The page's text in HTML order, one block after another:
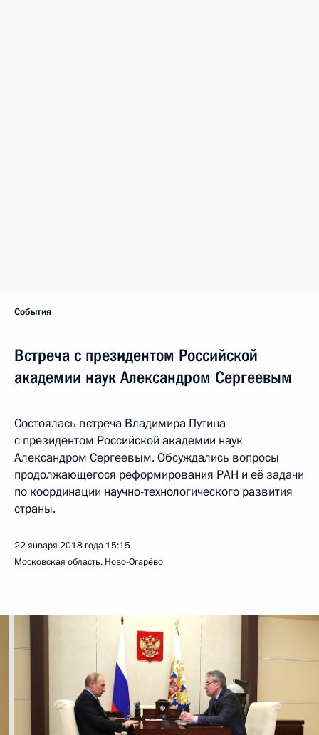
События
Встреча с президентом Российской
академии наук Александром Сергеевым
Состоялась встреча Владимира Путина
с президентом Российской академии наук
Александром Сергеевым. Обсуждались вопросы
продолжающегося реформирования РАН и её задачи
по координации научно-технологического развития
страны.
22 января 2018 года 15:15
Московская область, Ново-Огарёво